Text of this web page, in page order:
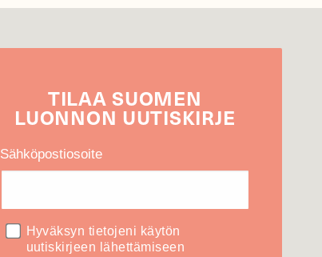
TILAASUOMEN
LUONNON UUTIS­KIRJE
Sähköpostiosoite
Hyväksyn tietojeni käytön
uutiskirjeen lähettämiseen